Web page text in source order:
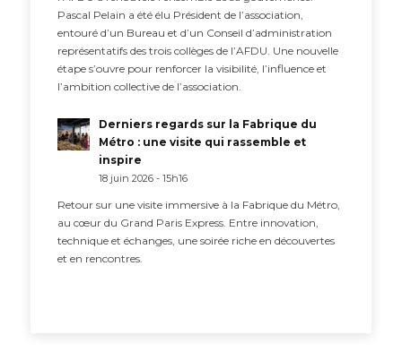
Pascal Pelain a été élu Président de l’association,
entouré d’un Bureau et d’un Conseil d’administration
représentatifs des trois collèges de l’AFDU. Une nouvelle
étape s’ouvre pour renforcer la visibilité, l’influence et
l’ambition collective de l’association.
Derniers regards sur la Fabrique du
Métro : une visite qui rassemble et
inspire
18 juin 2026 - 15h16
Retour sur une visite immersive à la Fabrique du Métro,
au cœur du Grand Paris Express. Entre innovation,
technique et échanges, une soirée riche en découvertes
et en rencontres.